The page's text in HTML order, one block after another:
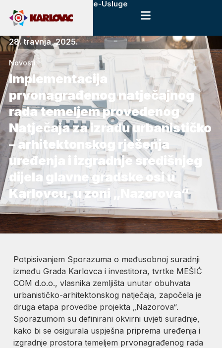
e-Usluge
28. travnja, 2025.
Novosti
Implementacija
prvonagrađenog natječajnog
rada temeljem provedenog
Natječaja za izradu urbanističko
– arhitektonskog rješenja
uređenja i izgradnje središnjeg
dijela glavne gradske osi u
Karlovcu, u zoni „Nazorova“
Potpisivanjem Sporazuma o međusobnoj suradnji
između Grada Karlovca i investitora, tvrtke MEŠIĆ
COM d.o.o., vlasnika zemljišta unutar obuhvata
urbanističko-arhitektonskog natječaja, započela je
druga etapa provedbe projekta „Nazorova“.
Sporazumom su definirani okvirni uvjeti suradnje,
kako bi se osigurala uspješna priprema uređenja i
izgradnje prostora temeljem prvonagrađenog rada